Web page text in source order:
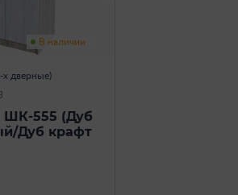
В наличии
х дверные)
555 (Дуб
Дуб крафт